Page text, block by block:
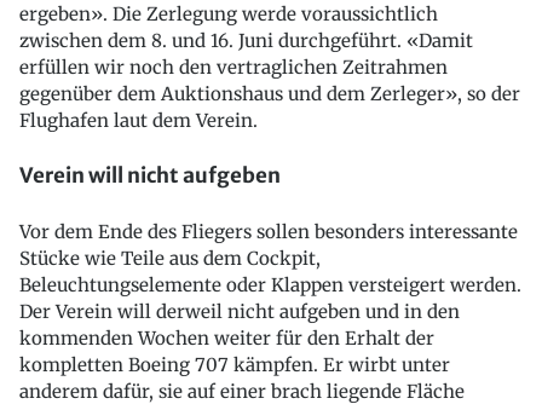
ergeben». Die Zerlegung werde voraussichtlich
zwischen dem 8. und 16. Juni durchgeführt. «Damit
erfüllen wir noch den vertraglichen Zeitrahmen
gegenüber dem Auktionshaus und dem Zerleger», so der
Flughafen laut dem Verein.
Verein will nicht aufgeben
Vor dem Ende des Fliegers sollen besonders interessante
Stücke wie Teile aus dem Cockpit,
Beleuchtungselemente oder Klappen versteigert werden.
Der Verein will derweil nicht aufgeben und in den
kommenden Wochen weiter für den Erhalt der
kompletten Boeing 707 kämpfen. Er wirbt unter
anderem dafür, sie auf einer brach liegende Fläche